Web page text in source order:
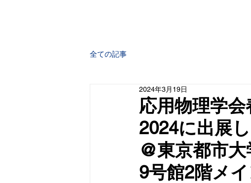
全ての記事
応用物理学
2024
@東京都
9号館2
2024年3月19日